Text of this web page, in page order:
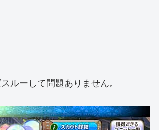
ルーして問題ありません。